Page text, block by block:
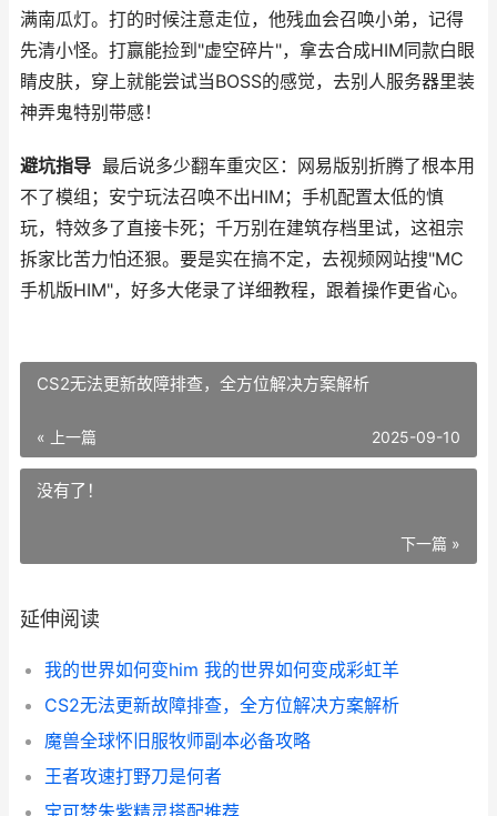
满南瓜灯。打的时候注意走位，他残血会召唤小弟，记得
先清小怪。打赢能捡到"虚空碎片"，拿去合成HIM同款白眼
睛皮肤，穿上就能尝试当BOSS的感觉，去别人服务器里装
神弄鬼特别带感！
避坑指导 最后说多少翻车重灾区：网易版别折腾了根本用
不了模组；安宁玩法召唤不出HIM；手机配置太低的慎
玩，特效多了直接卡死；千万别在建筑存档里试，这祖宗
拆家比苦力怕还狠。要是实在搞不定，去视频网站搜"MC
手机版HIM"，好多大佬录了详细教程，跟着操作更省心。
CS2无法更新故障排查，全方位解决方案解析
« 上一篇 2025-09-10
没有了！
下一篇 »
延伸阅读
我的世界如何变him 我的世界如何变成彩虹羊
CS2无法更新故障排查，全方位解决方案解析
魔兽全球怀旧服牧师副本必备攻略
王者攻速打野刀是何者
宝可梦朱紫精灵搭配推荐